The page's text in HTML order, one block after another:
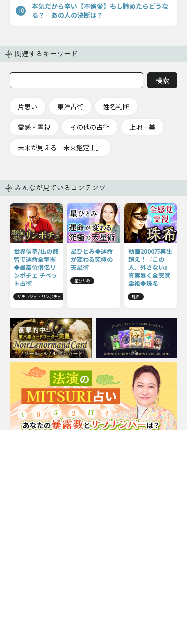
10
本気だから辛い【不倫愛】もし諦めたらどうな
る？ あの人の決断は？
関連するキーワード
片思い 東洋占術 姓名判断
霊感・霊視 その他の占術 上地一美
未来が見える「未来鑑定士」
みんなが見ているコンテンツ
世界信奉/仏の叡
智で運命全掌握
◆最高位僧侶リ
ンポチェ チベッ
ト占術
ザチョジェ・リンポチェ
星ひとみ◆運命
が変わる究極の
天星術
星ひとみ
動画2000万再生
超え！『この
人、外さない』
真実暴く全感覚
霊視◆珠希
珠希